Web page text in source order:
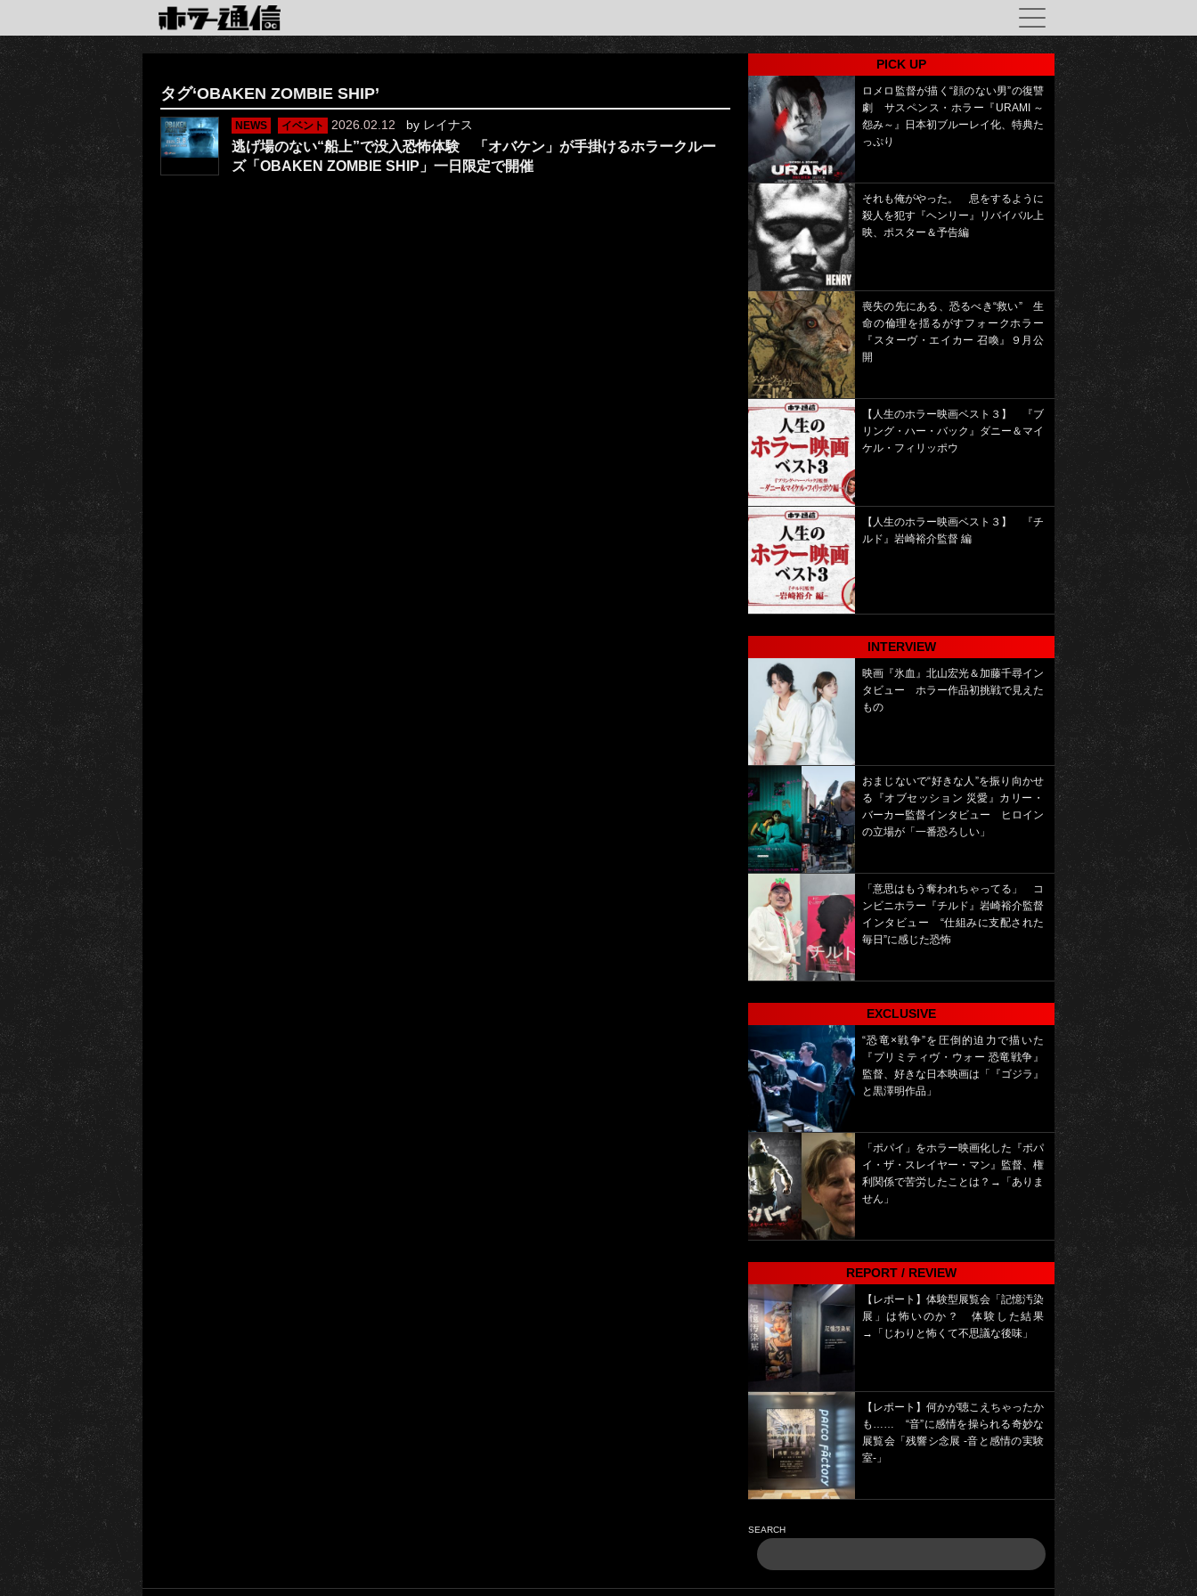
タグ‘OBAKEN ZOMBIE SHIP’
NEWS イベント 2026.02.12 by レイナス
逃げ場のない“船上”で没入恐怖体験 「オバケン」が手掛けるホラークルー
ズ「OBAKEN ZOMBIE SHIP」一日限定で開催
PICK UP
ロメロ監督が描く“顔のない男”の復讐
劇 サスペンス・ホラー『URAMI ～
怨み～』日本初ブルーレイ化、特典た
っぷり
それも俺がやった。 息をするように
殺人を犯す『ヘンリー』リバイバル上
映、ポスター＆予告編
喪失の先にある、恐るべき“救い” 生
命の倫理を揺るがすフォークホラー
『スターヴ・エイカー 召喚』９月公
開
【人生のホラー映画ベスト３】 『ブ
リング・ハー・バック』ダニー＆マイ
ケル・フィリッポウ
【人生のホラー映画ベスト３】 『チ
ルド』岩崎裕介監督 編
INTERVIEW
映画『氷血』北山宏光＆加藤千尋イン
タビュー ホラー作品初挑戦で見えた
もの
おまじないで“好きな人”を振り向かせ
る『オブセッション 災愛』カリー・
バーカー監督インタビュー ヒロイン
の立場が「一番恐ろしい」
「意思はもう奪われちゃってる」 コ
ンビニホラー『チルド』岩崎裕介監督
インタビュー “仕組みに支配された
毎日”に感じた恐怖
EXCLUSIVE
“恐竜×戦争”を圧倒的迫力で描いた
『プリミティヴ・ウォー 恐竜戦争』
監督、好きな日本映画は「『ゴジラ』
と黒澤明作品」
「ポパイ」をホラー映画化した『ポパ
イ・ザ・スレイヤー・マン』監督、権
利関係で苦労したことは？→「ありま
せん」
REPORT / REVIEW
【レポート】体験型展覧会「記憶汚染
展」は怖いのか？ 体験した結果
→「じわりと怖くて不思議な後味」
【レポート】何かが聴こえちゃったか
も…… “音”に感情を操られる奇妙な
展覧会「残響シ念展 -⾳と感情の実験
室-」
SEARCH